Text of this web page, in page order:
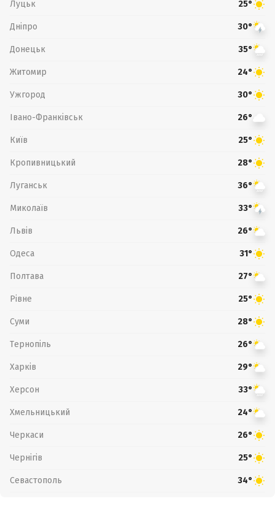
Луцьк 25°
Дніпро 30°
Донецьк 35°
Житомир 24°
Ужгород 30°
Івано-Франківськ 26°
Київ 25°
Кропивницький 28°
Луганськ 36°
Миколаїв 33°
Львів 26°
Одеса 31°
Полтава 27°
Рівне 25°
Суми 28°
Тернопіль 26°
Харків 29°
Херсон 33°
Хмельницький 24°
Черкаси 26°
Чернігів 25°
Севастополь 34°